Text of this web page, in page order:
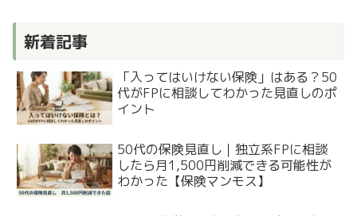
新着記事
「入ってはいけない保険」はある？50
代がFPに相談してわかった見直しのポ
イント
50代の保険見直し｜独立系FPに相談
したら月1,500円削減できる可能性が
わかった【保険マンモス】